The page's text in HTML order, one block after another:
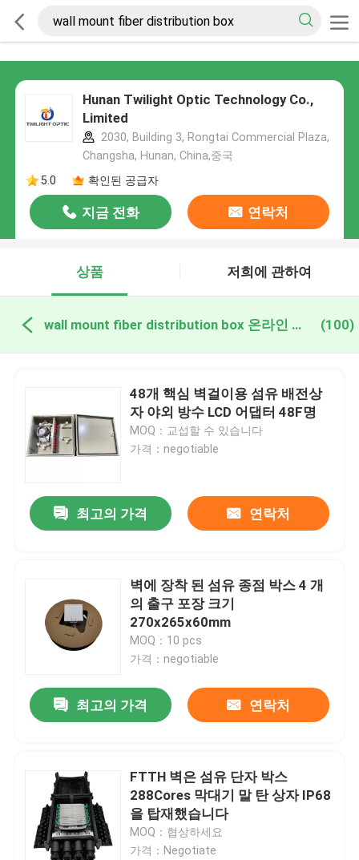
Hunan Twilight Optic Technology Co.,
Limited
2030, Building 3, Rongtai Commercial Plaza,
Changsha, Hunan, China,중국
5.0
확인된 공급자
지금 전화 연락처
상품 저희에 관하여
wall mount fiber distribution box 온라인 제조 (100)
48개 핵심 벽걸이용 섬유 배전상
자 야외 방수 LCD 어댑터 48F명
MOQ：교섭할 수 있습니다
가격：negotiable
최고의 가격 연락처
벽에 장착 된 섬유 종점 박스 4 개
의 출구 포장 크기
270x265x60mm
MOQ：10 pcs
가격：negotiable
최고의 가격 연락처
FTTH 벽은 섬유 단자 박스
288Cores 막대기 말 탄 상자 IP68
을 탑재했습니다
MOQ：협상하세요
가격：Negotiate